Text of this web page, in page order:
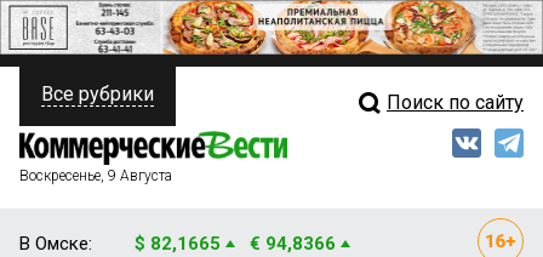
ПОЛИТИКА
ФИНАНСЫ
Свежий выпуск
Все рубрики Поиск по сайту
Воскресенье, 9 Августа
В Омске: $ 82,1665 € 94,8366